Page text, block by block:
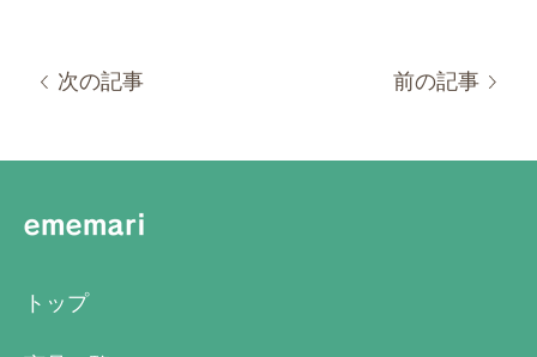
次の記事 前の記事
トップ